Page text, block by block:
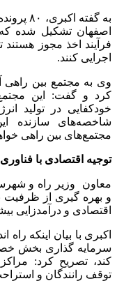
به
اصفهان تشکیل شده
فرآیند اخذ مجوز هستند
اجرایی کنند.
وی به مجتمع بین راهی
کرد و گفت: این
خودکفایی در تولید
شاخصه‌های سازنده
مجتمع‌های بین راهی
توجیه اقتصادی با
معاون وزیر راه و
و بهره گیری از ظرفیت
اقتصادی و درآمدزایی
اکبری با بیان اینکه
سرمایه گذاری بخش
کند، تصریح کرد:
توقف رانندگان و